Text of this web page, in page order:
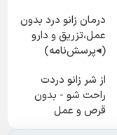
درمان زانو درد بدون
عمل،تزریق و دارو
(◂پرسش‌نامه)
از شر زانو دردت
راحت شو - بدون
قرص و عمل